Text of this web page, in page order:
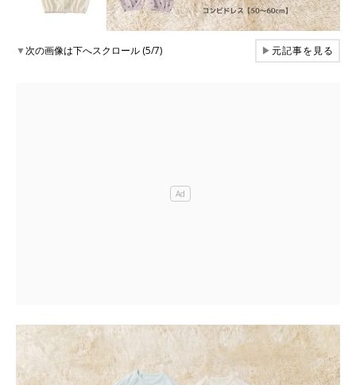
▼次の画像は下へスクロール (5/7) ▶元記事を見る